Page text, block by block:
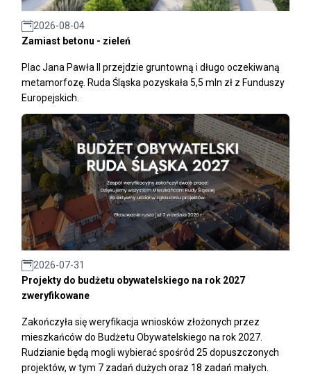
2026-08-04
Zamiast betonu - zieleń
Plac Jana Pawła II przejdzie gruntowną i długo oczekiwaną
metamorfozę. Ruda Śląska pozyskała 5,5 mln zł z Funduszy
Europejskich.
2026-07-31
Projekty do budżetu obywatelskiego na rok 2027
zweryfikowane
Zakończyła się weryfikacja wniosków złożonych przez
mieszkańców do Budżetu Obywatelskiego na rok 2027.
Rudzianie będą mogli wybierać spośród 25 dopuszczonych
projektów, w tym 7 zadań dużych oraz 18 zadań małych.